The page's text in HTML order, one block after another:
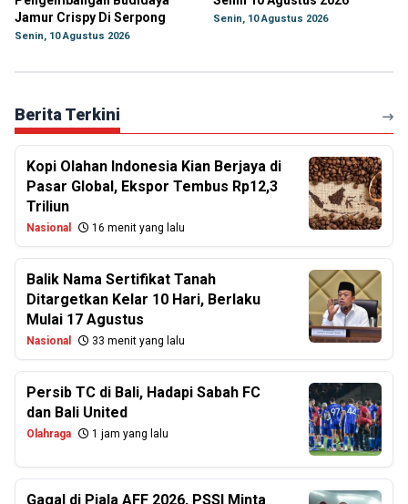
Jamur Crispy Di Serpong
Senin, 10 Agustus 2026
Senin, 10 Agustus 2026
Berita Terkini
Kopi Olahan Indonesia Kian Berjaya di
Pasar Global, Ekspor Tembus Rp12,3
Triliun
Nasional 16 menit yang lalu
Balik Nama Sertifikat Tanah
Ditargetkan Kelar 10 Hari, Berlaku
Mulai 17 Agustus
Nasional 33 menit yang lalu
Persib TC di Bali, Hadapi Sabah FC
dan Bali United
Olahraga 1 jam yang lalu
Gagal di Piala AFF 2026, PSSI Minta